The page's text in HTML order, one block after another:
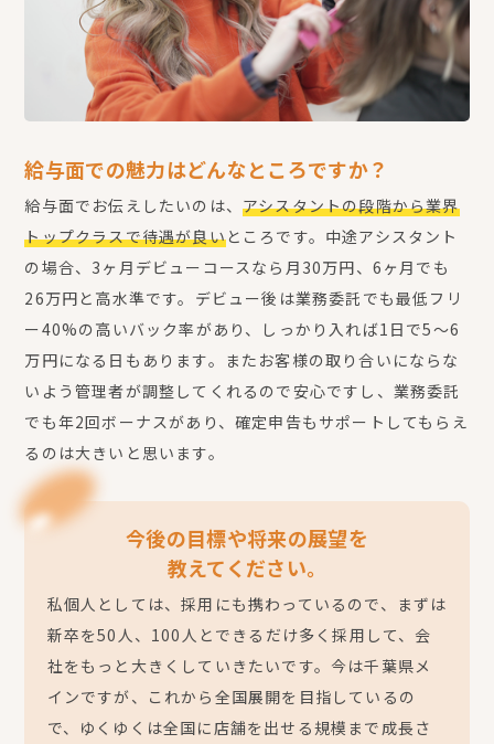
給与面での魅力はどんなところですか？
給与面でお伝えしたいのは、アシスタントの段階から業界
トップクラスで待遇が良いところです。中途アシスタント
の場合、3ヶ月デビューコースなら月30万円、6ヶ月でも
26万円と高水準です。デビュー後は業務委託でも最低フリ
ー40%の高いバック率があり、しっかり入れば1日で5〜6
万円になる日もあります。またお客様の取り合いにならな
いよう管理者が調整してくれるので安心ですし、業務委託
でも年2回ボーナスがあり、確定申告もサポートしてもらえ
るのは大きいと思います。
今後の目標や将来の展望を
教えてください。
私個人としては、採用にも携わっているので、まずは
新卒を50人、100人とできるだけ多く採用して、会
社をもっと大きくしていきたいです。今は千葉県メ
インですが、これから全国展開を目指しているの
で、ゆくゆくは全国に店舗を出せる規模まで成長さ